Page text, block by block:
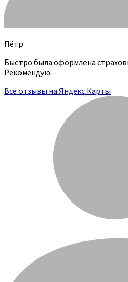
Пётр
Быстро была оформлена
Рекомендую.
Все отзывы на Яндекс.Карты